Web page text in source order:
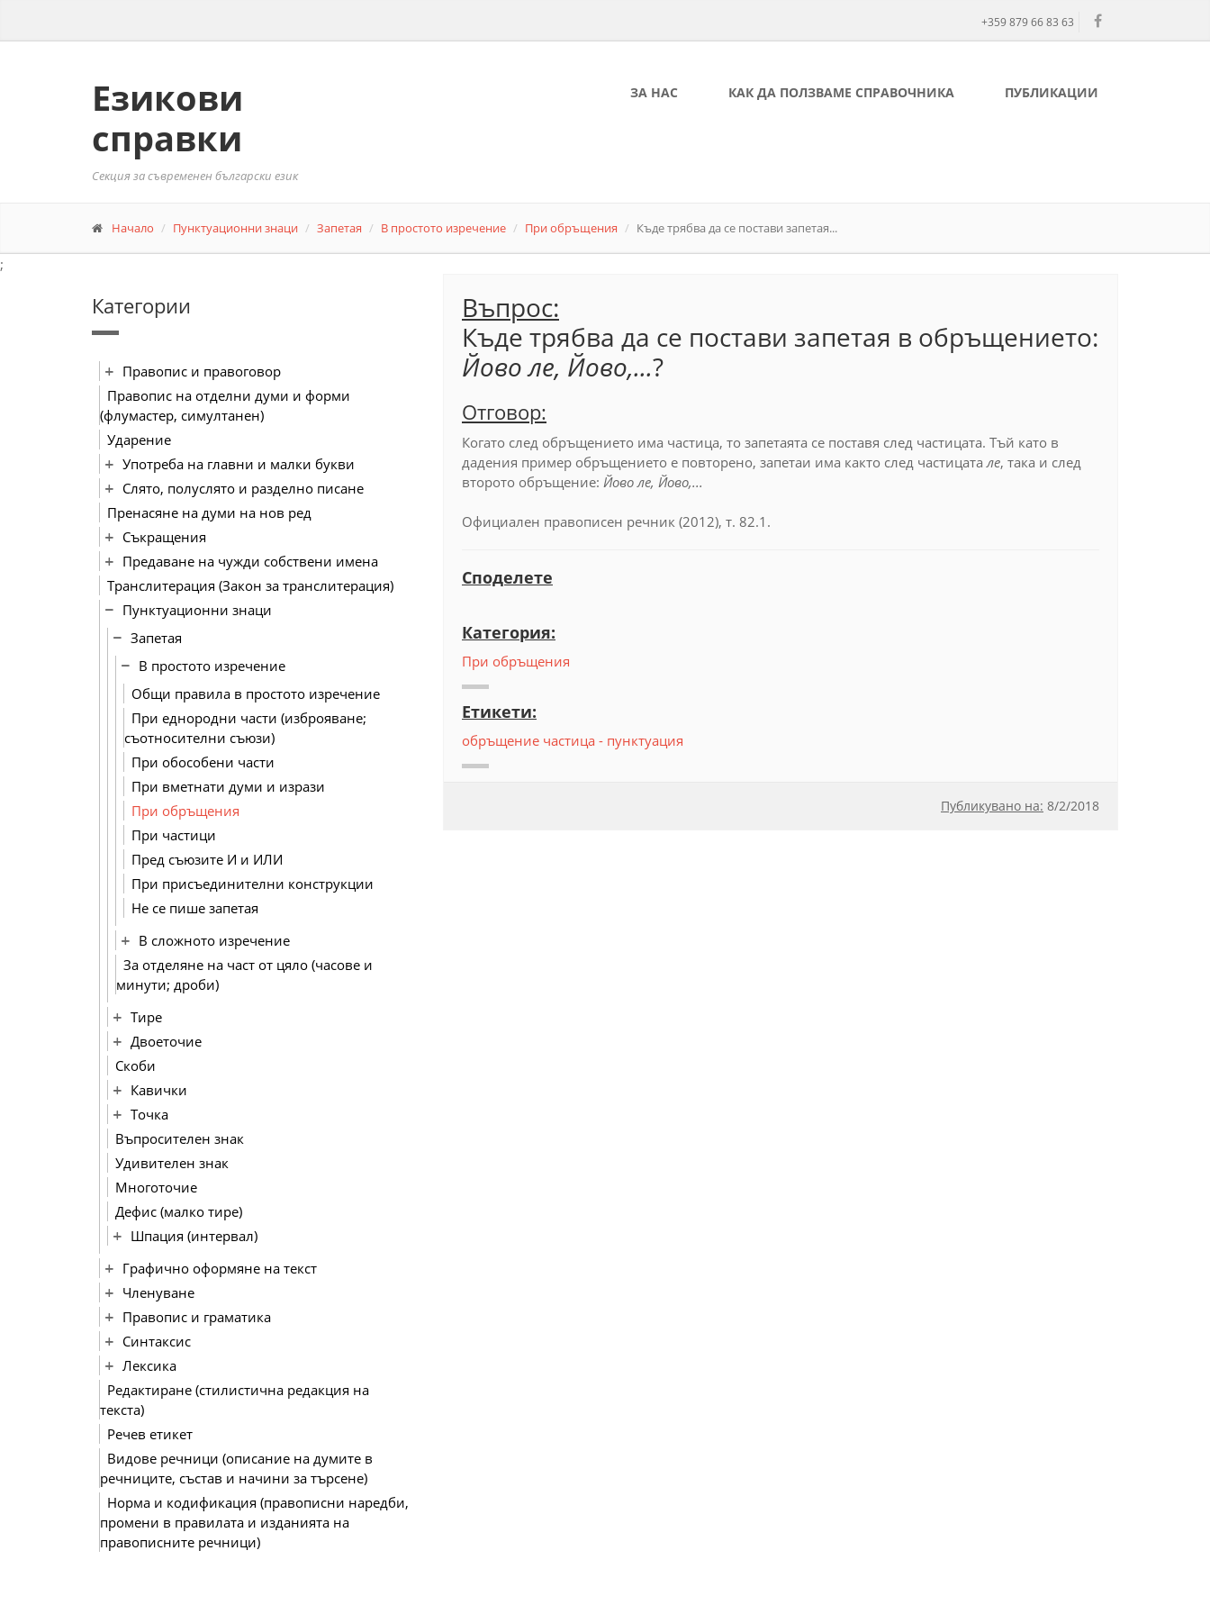
+359 879 66 83 63
Езикови
справки
Секция за съвременен български език
ЗА НАС КАК ДА ПОЛЗВАМЕ СПРАВОЧНИКА ПУБЛИКАЦИИ
Начало Пунктуационни знаци Запетая В простото изречение При обръщения Къде трябва да се постави запетая...
;
Категории
Правопис и правоговор
Правопис на отделни думи и форми
(флумастер, симултанен)
Ударение
Употреба на главни и малки букви
Слято, полуслято и разделно писане
Пренасяне на думи на нов ред
Съкращения
Предаване на чужди собствени имена
Транслитерация (Закон за транслитерация)
Пунктуационни знаци
Запетая
В простото изречение
Общи правила в простото изречение
При еднородни части (изброяване;
съотносителни съюзи)
При обособени части
При вметнати думи и изрази
При обръщения
При частици
Пред съюзите И и ИЛИ
При присъединителни конструкции
Не се пише запетая
В сложното изречение
За отделяне на част от цяло (часове и
минути; дроби)
Тире
Двоеточие
Скоби
Кавички
Точка
Въпросителен знак
Удивителен знак
Многоточие
Дефис (малко тире)
Шпация (интервал)
Графично оформяне на текст
Членуване
Правопис и граматика
Синтаксис
Лексика
Редактиране (стилистична редакция на
текста)
Речев етикет
Видове речници (описание на думите в
речниците, състав и начини за търсене)
Норма и кодификация (правописни наредби,
промени в правилата и изданията на
правописните речници)
Въпрос:
Къде трябва да се постави запетая в обръщението:
Йово ле, Йово,...?
Отговор:
Когато след обръщението има частица, то запетаята се поставя след частицата. Тъй като в
дадения пример обръщението е повторено, запетаи има както след частицатале, така и след
второто обръщение: Йово ле, Йово,...
Официален правописен речник (2012), т. 82.1.
Споделете
Категория:
При обръщения
Етикети:
обръщение частица - пунктуация
Публикувано на: 8/2/2018